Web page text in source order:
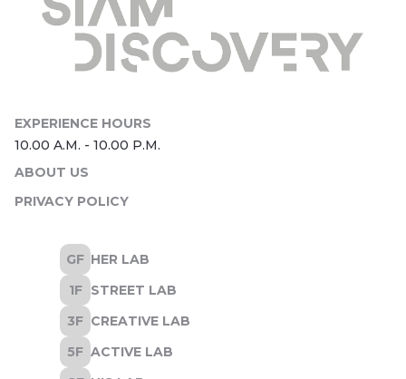
ABOUT US
PRIVACY POLICY